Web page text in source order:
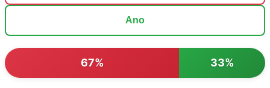
Ano
67% 33%